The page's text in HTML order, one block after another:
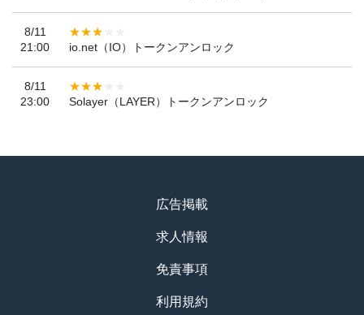
8/11
21:00
io.net（IO）トークンアンロック
8/11
23:00
Solayer（LAYER）トークンアンロック
広告掲載
求人情報
免責事項
利用規約